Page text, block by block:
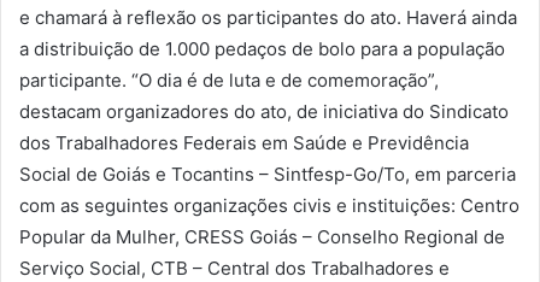
e chamará à reflexão os participantes do ato. Haverá ainda
a distribuição de 1.000 pedaços de bolo para a população
participante. “O dia é de luta e de comemoração”,
destacam organizadores do ato, de iniciativa do Sindicato
dos Trabalhadores Federais em Saúde e Previdência
Social de Goiás e Tocantins – Sintfesp-Go/To, em parceria
com as seguintes organizações civis e instituições: Centro
Popular da Mulher, CRESS Goiás – Conselho Regional de
Serviço Social, CTB – Central dos Trabalhadores e